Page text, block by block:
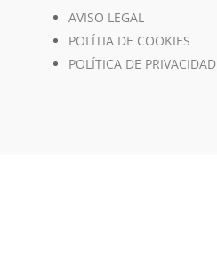
AVISO LEGAL
POLÍTIA DE COOKIES
POLÍTICA DE PRIVACIDAD